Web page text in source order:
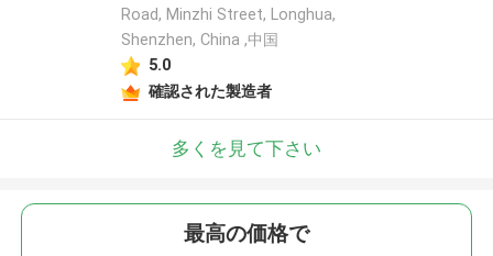
Road, Minzhi Street, Longhua,
Shenzhen, China ,中国
5.0
確認された製造者
多くを見て下さい
最高の価格で